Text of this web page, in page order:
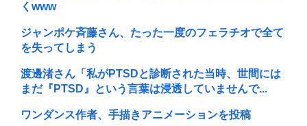
くwww
ジャンポケ斉藤さん、たった一度のフェラチオで全て
を失ってしまう
渡邊渚さん「私がPTSDと診断された当時、世間には
まだ『PTSD』という言葉は浸透していませんで...
ワンダンス作者、手描きアニメーションを投稿